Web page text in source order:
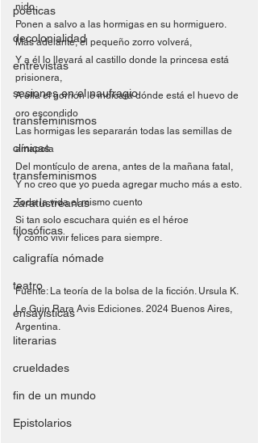
poéticas
decolonialidad
entrevistas
sesiones en el naufragio
transfeminismos
clínicas
transfeminismos
zaratustreanas
filosóficas
caligrafía nómade
teatro
ensayísticas
literarias
crueldades
fin de un mundo
Epistolarios
nido,
Ponen a salvo a las hormigas en su hormiguero.
Más adelante, el pequeño zorro volverá,
Y a él lo llevará al castillo donde la princesa está
prisionera,
A ella el gorrión le indicará dónde está el huevo de
oro escondido
Las hormigas les separarán todas las semillas de
amapola
Del montículo de arena, antes de la mañana fatal,
Y no creo que yo pueda agregar mucho más a esto.
Toda la vida el mismo cuento
Si tan solo escuchara quién es el héroe
Y cómo vivir felices para siempre.
Fuente: La teoría de la bolsa de la ficción. Ursula K.
Le Guin Rara Avis Ediciones. 2024 Buenos Aires,
Argentina.